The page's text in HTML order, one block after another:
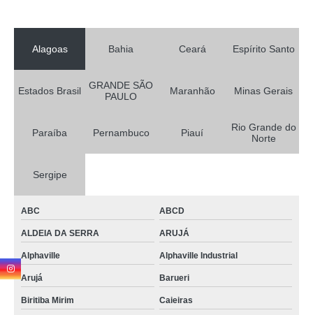
Alagoas Bahia Ceará Espírito Santo
Estados Brasil
GRANDE SÃO
PAULO
Maranhão Minas Gerais
Paraíba Pernambuco Piauí
Rio Grande do
Norte
Sergipe
ABC ABCD
ALDEIA DA SERRA ARUJÁ
Alphaville Alphaville Industrial
Arujá Barueri
Biritiba Mirim Caieiras